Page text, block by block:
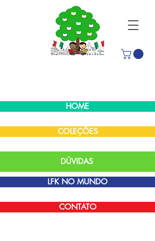
HOME
COLEÇÕES
DÚVIDAS
LFK NO MUNDO
CONTATO